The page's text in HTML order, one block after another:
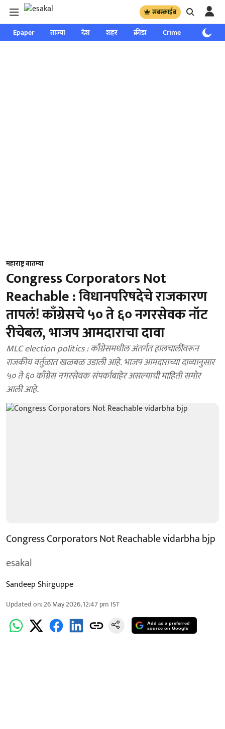
सबस्क्राईब
Epaper ताज्या देश शहर क्रीडा Crime साप्ताहिक
महाराष्ट्र बातम्या
Congress Corporators Not
Reachable : विधानपरिषदेचे राजकारण
तापलं! काँग्रेसचे ५० ते ६० नगरसेवक नॉट
रीचेबल, भाजप आमदाराचा दावा
MLC election politics : काँग्रेसमधील अंतर्गत हालचालींवरून
राजकीय वर्तुळात खळबळ उडाली आहे. भाजप आमदाराच्या दाव्यानुसार
५० ते ६० काँग्रेस नगरसेवक संपर्काबाहेर असल्याची माहिती समोर
आली आहे.
Congress Corporators Not Reachable vidarbha bjp
esakal
Sandeep Shirguppe
Updated on:26 May 2026, 12:47 pm IST
Add as a preferred
source on Google